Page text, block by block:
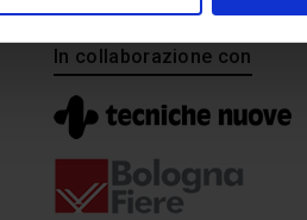
In collaborazione con